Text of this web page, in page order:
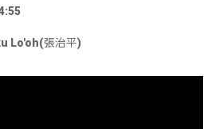
Lo'oh(張治平)